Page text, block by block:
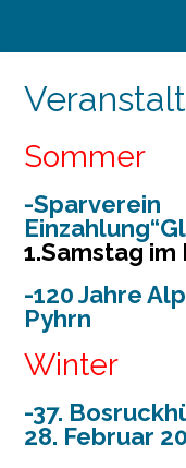
Sommer
-Sparverein
1.Samstag im
-120 Jahre
Pyhrn
Winter
-37.
28. Februar